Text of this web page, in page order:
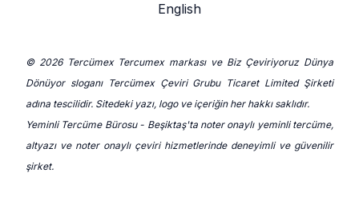
English
© 2026 Tercümex Tercumex markası ve Biz Çeviriyoruz Dünya
Dönüyor sloganı Tercümex Çeviri Grubu Ticaret Limited Şirketi
adına tescilidir. Sitedeki yazı, logo ve içeriğin her hakkı saklıdır.
Yeminli Tercüme Bürosu - Beşiktaş'ta noter onaylı yeminli tercüme,
altyazı ve noter onaylı çeviri hizmetlerinde deneyimli ve güvenilir
şirket.